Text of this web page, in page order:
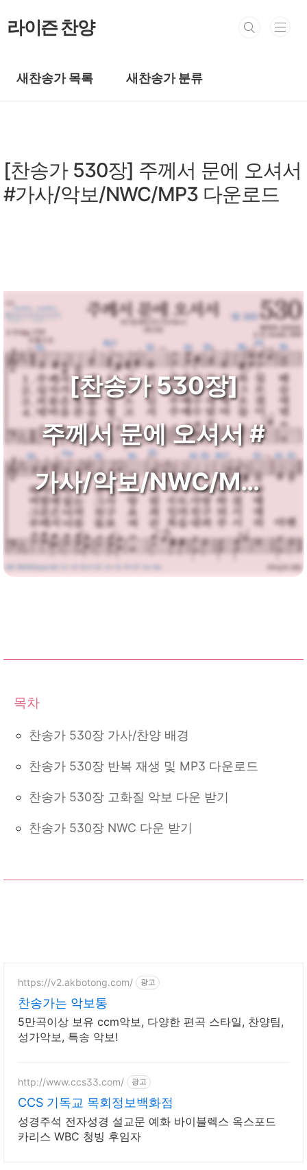
라이즌 찬양
새찬송가 목록 새찬송가 분류
[찬송가 530장] 주께서 문에 오셔서
#가사/악보/NWC/MP3 다운로드
[찬송가 530장]
주께서 문에 오셔서 #
가사/악보/NWC/MP3
다운로드
찬송가 530장 가사/찬양 배경
찬송가 530장 반복 재생 및 MP3 다운로드
찬송가 530장 고화질 악보 다운 받기
찬송가 530장 NWC 다운 받기
https://v2.akbotong.com/ 광고
찬송가는 악보통
5만곡이상 보유 ccm악보, 다양한 편곡 스타일, 찬양팀,
성가악보, 특송 악보!
http://www.ccs33.com/ 광고
CCS 기독교 목회정보백화점
성경주석 전자성경 설교문 예화 바이블렉스 옥스포드
카리스 WBC 청빙 후임자